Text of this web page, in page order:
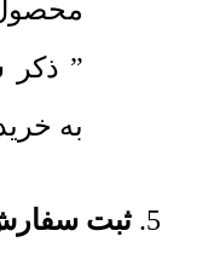
” ذکر
به
ثبت